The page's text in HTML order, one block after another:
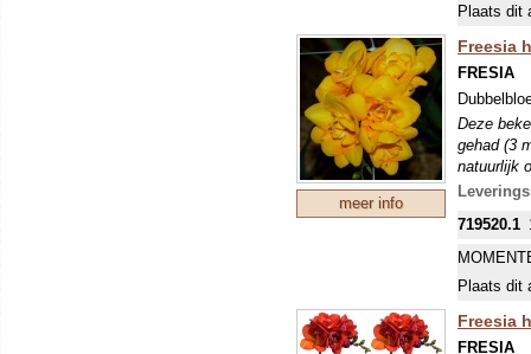
Plaats dit
meer info
Freesia
FRESIA
Deze
gehad (3
natuurlijk
719520.1
Plaats dit
Freesia
FRESIA